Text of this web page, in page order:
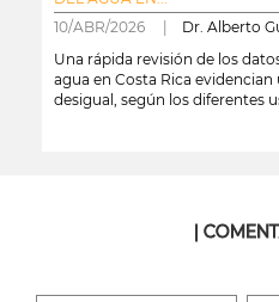
10/ABR/2026 | Dr. Alberto
Una rápida revisión de los
agua en Costa Rica
desigual, según los diferentes
|